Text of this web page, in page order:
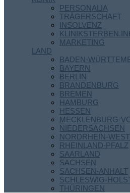
PERSONALIA
TRÄGERSCHAFT
INSOLVENZ
MARKETING
LAND
BADEN-
BAYERN
BERLIN
BRANDENBURG
BREMEN
HAMBURG
HESSEN
MECKLENBURG-
NIEDERSACHSEN
NORDRHEIN-
RHEINLAND-PFALZ
SAARLAND
SACHSEN
SACHSEN-ANHALT
SCHLESWIG-
THÜRINGEN